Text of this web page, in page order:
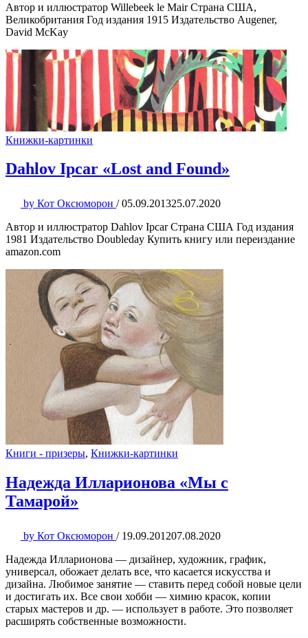
Автор и иллюстратор Willebeek le Mair Страна США,
Великобритания Год издания 1915 Издательство Augener,
David McKay
Книжки-картинки
Dahlov Ipcar «Lost and Found»
by Кот Оксюморон / 05.09.201325.07.2020
Автор и иллюстратор Dahlov Ipcar Страна США Год издания
1981 Издательство Doubleday Купить книгу или переиздание
amazon.com
Книги - призеры, Книжки-картинки
Надежда Илларионова «Мы с
Тамарой»
by Кот Оксюморон / 19.09.201207.08.2020
Надежда Илларионова — дизайнер, художник, график,
универсал, обожает делать все, что касается искусства и
дизайна. Любимое занятие — ставить перед собой новые цели
и достигать их. Все свои хобби — химию красок, копии
старых мастеров и др. — использует в работе. Это позволяет
расширять собственные возможности.